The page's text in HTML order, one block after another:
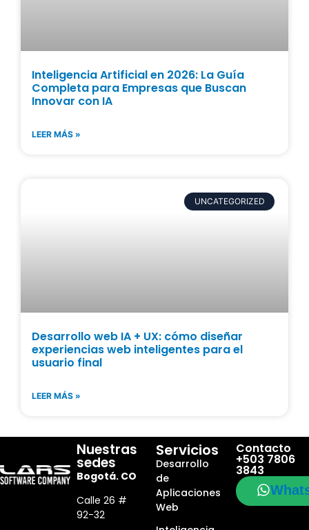
Inteligencia Artificial en 2026: La Guía
Completa para Empresas que Buscan
Innovar con IA
LEER MÁS »
UNCATEGORIZED
Desarrollo web IA + UX: cómo diseñar
experiencias web inteligentes para el
usuario final
LEER MÁS »
Nuestras
sedes
Bogotá. CO
Calle 26 #
92-32
Servicios
Desarrollo
de
Aplicaciones
Web
Contacto
+503 7806
3843